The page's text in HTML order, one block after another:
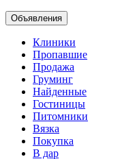
Объявления
Клиники
Пропавшие
Продажа
Груминг
Найденные
Гостиницы
Питомники
Вязка
Покупка
В дар